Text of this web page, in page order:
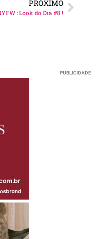
PRÓXIMO
: Look do Dia #8 !
PUBLICIDADE